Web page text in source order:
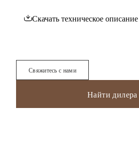
Скачать техническое описание
Свяжитесь с нами
Найти дилера